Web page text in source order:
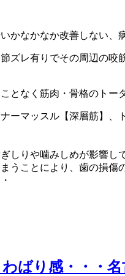
なかなか改善しない、
ズレ有りでその周辺の
となく筋肉・骨格のトー
マッスル【深層筋】
しりや噛みしめが影響し
うことにより、歯の損
ばり感・・・